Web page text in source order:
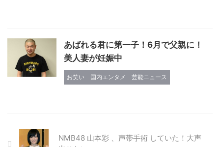
あばれる君に第一子！6月で父親に！
美人妻が妊娠中
お笑い 国内エンタメ 芸能ニュース
NMB48 山本彩 、声帯手術 していた！大声